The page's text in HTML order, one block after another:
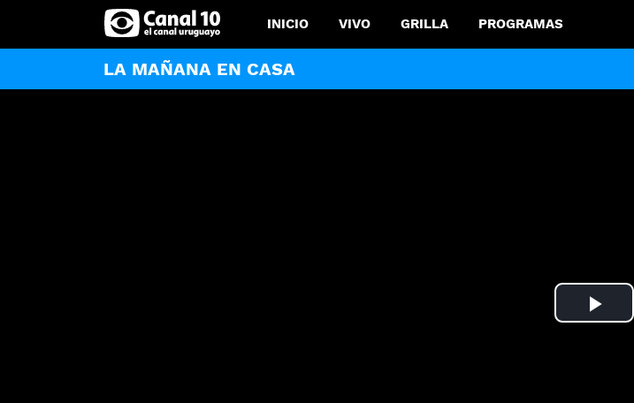
INICIO VIVO GRILLA PROGRAMAS
LA MAÑANA EN CASA
Play